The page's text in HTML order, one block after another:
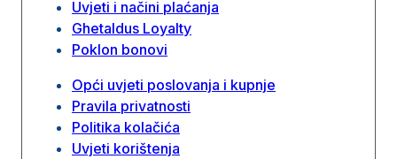
Uvjeti i načini plaćanja
Ghetaldus Loyalty
Poklon bonovi
Opći uvjeti poslovanja i kupnje
Pravila privatnosti
Politika kolačića
Uvjeti korištenja